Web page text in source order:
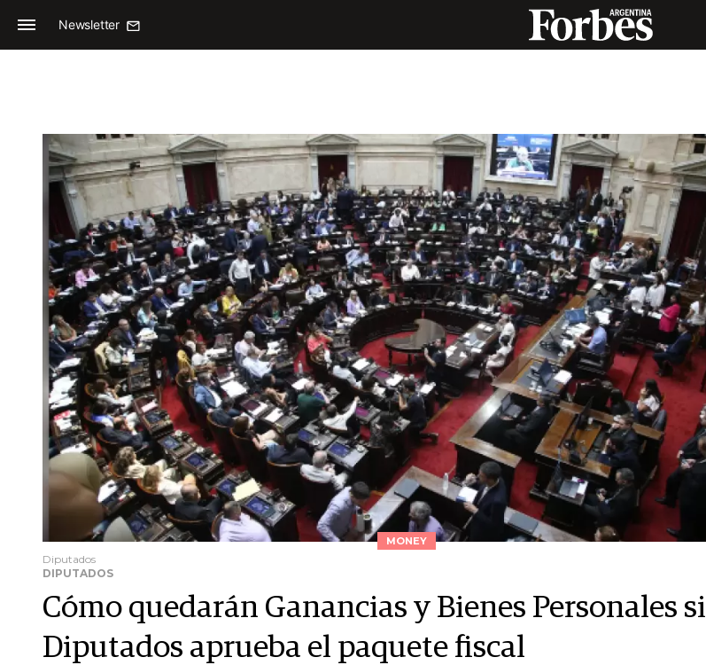
Newsletter
MONEY
Diputados
DIPUTADOS
Cómo quedarán Ganancias y Bienes Personales si
Diputados aprueba el paquete fiscal